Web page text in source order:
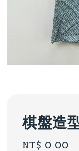
棋盤造
Regular
NT$ 0.00